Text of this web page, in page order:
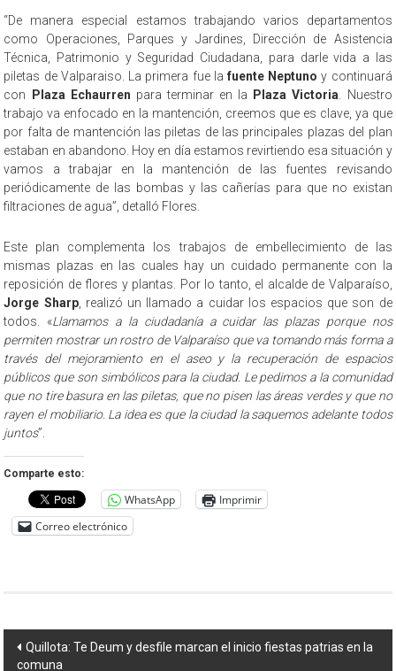
“De manera especial estamos trabajando varios departamentos
como Operaciones, Parques y Jardines, Dirección de Asistencia
Técnica, Patrimonio y Seguridad Ciudadana, para darle vida a las
piletas de Valparaiso. La primera fue la fuente Neptuno y continuará
con
Plaza Echaurren para terminar en la Plaza Victoria. Nuestro
trabajo va enfocado en la mantención, creemos que es clave, ya que
por falta de mantención las piletas de las principales plazas del plan
estaban en abandono. Hoy en día estamos revirtiendo esa situación y
vamos a trabajar en la mantención de las fuentes revisando
periódicamente de las bombas y las cañerías para que no existan
filtraciones de agua”, detalló Flores.
Este plan complementa los trabajos de embellecimiento de las
mismas plazas en las cuales hay un cuidado permanente con la
reposición de flores y plantas. Por lo tanto, el alcalde de Valparaíso,
Jorge Sharp, realizó un llamado a cuidar los espacios que son de
todos. «Llamamos a la ciudadanía a cuidar las plazas porque nos
permiten mostrar un rostro de Valparaíso que va tomando más forma a
través del mejoramiento en el aseo y la recuperación de espacios
públicos que son simbólicos para la ciudad. Le pedimos a la comunidad
que no tire basura en las piletas, que no pisen las áreas verdes y que no
rayen el mobiliario. La idea es que la ciudad la saquemos adelante todos
juntos”.
Comparte esto:
WhatsApp
Imprimir
Correo electrónico
Navegación
Quillota: Te Deum y desfile marcan el inicio fiestas patrias en la
comuna